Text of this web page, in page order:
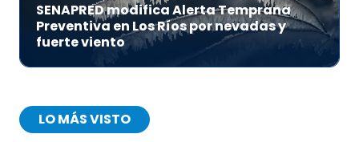
SENAPRED modifica Alerta Temprana
Preventiva en Los Ríos por nevadas y
fuerte viento
LO MÁS VISTO